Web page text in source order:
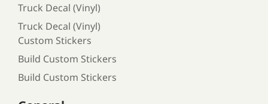
Truck Decal (Vinyl)
Truck Decal (Vinyl)
Custom Stickers
Build Custom Stickers
Build Custom Stickers